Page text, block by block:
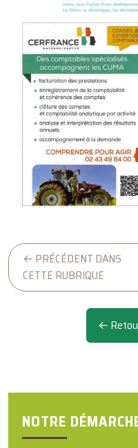
← PRÉCÉDENT DANS
CETTE RUBRIQUE
←
NOTRE